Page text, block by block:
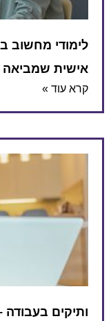
לימודי מחשוב
אישית שמביאה
קרא עוד »
ותיקים